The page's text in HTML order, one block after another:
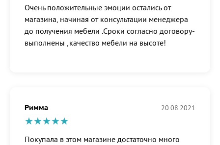
Очень положительные эмоции остались от
магазина, начиная от консультации менеджера
до получения мебели .Сроки согласно договору-
выполнены ,качество мебели на высоте!
Римма 20.08.2021
Покупала в этом магазине достаточно много